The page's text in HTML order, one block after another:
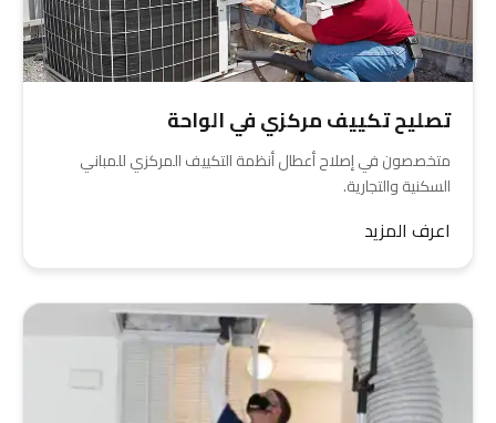
تصليح تكييف مركزي في الواحة
متخصصون في إصلاح أعطال أنظمة التكييف المركزي للمباني
السكنية والتجارية.
اعرف المزيد